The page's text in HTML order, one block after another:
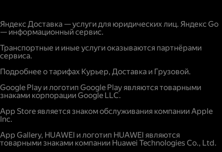
Яндекс Доставка — услуги для юридических лиц. Яндекс Go
— информационный сервис.
Транспортные и иные услуги оказываются партнёрами
сервиса.
Подробнее о тарифах Курьер, Доставка и Грузовой.
Google Play и логотип Google Play являются товарными
знаками корпорации Google LLC.
App Store является знаком обслуживания компании Apple
Inc.
App Gallery, HUAWEI и логотип HUAWEI являются
товарными знаками компании Huawei Technologies Co., Ltd.